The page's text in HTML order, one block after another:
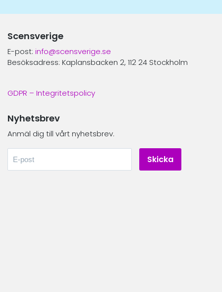
Scensverige
E-post: info@scensverige.se
Besöksadress: Kaplansbacken 2, 112 24 Stockholm
GDPR – Integritetspolicy
Nyhetsbrev
Anmäl dig till vårt nyhetsbrev.